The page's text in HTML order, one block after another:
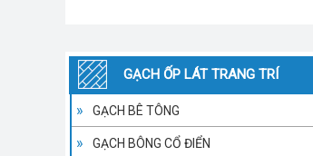
GẠCH ỐP LÁT TRANG TRÍ
GẠCH BÊ TÔNG
GẠCH BÔNG CỔ ĐIỂN